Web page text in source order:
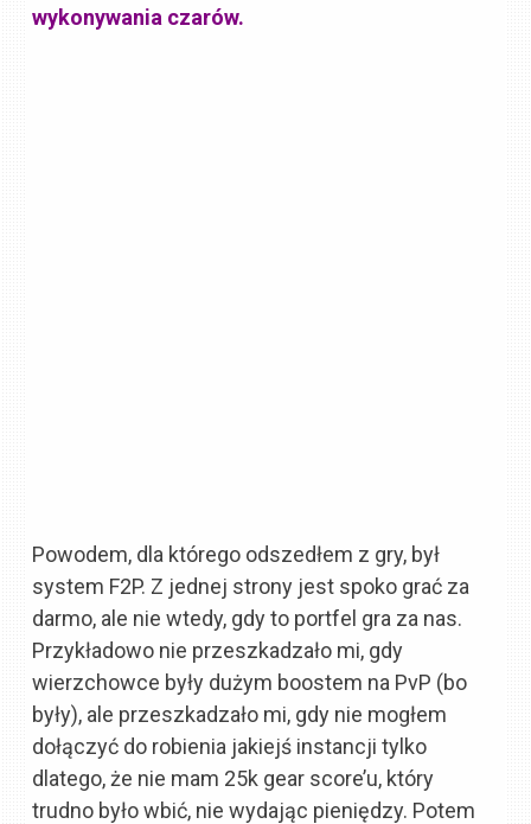
wykonywania czarów.
Powodem, dla którego odszedłem z gry, był
system F2P. Z jednej strony jest spoko grać za
darmo, ale nie wtedy, gdy to portfel gra za nas.
Przykładowo nie przeszkadzało mi, gdy
wierzchowce były dużym boostem na PvP (bo
były), ale przeszkadzało mi, gdy nie mogłem
dołączyć do robienia jakiejś instancji tylko
dlatego, że nie mam 25k gear score’u, który
trudno było wbić, nie wydając pieniędzy. Potem